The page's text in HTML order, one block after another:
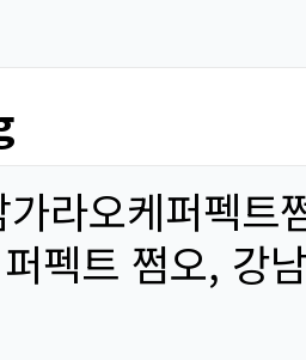
라오케퍼펙트
펙트 쩜오, 강